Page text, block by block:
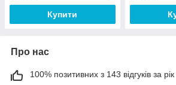
Купити
Про нас
100% позитивних з 143 відгуків за рік